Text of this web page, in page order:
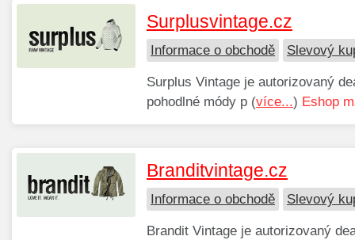
Surplusvintage.cz
Informace o obchodě Slevový
Surplus Vintage je autorizovaný
pohodlné módy p (více...) Eshop
Branditvintage.cz
Informace o obchodě Slevový
Brandit Vintage je autorizovaný